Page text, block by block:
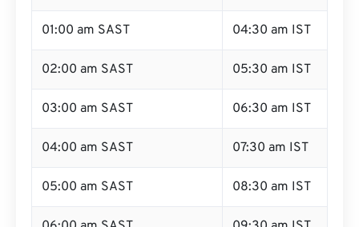
01:00 am SAST 04:30 am IST
02:00 am SAST 05:30 am IST
03:00 am SAST 06:30 am IST
04:00 am SAST 07:30 am IST
05:00 am SAST 08:30 am IST